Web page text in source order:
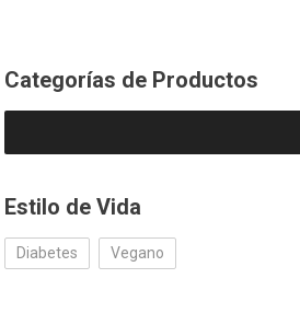
Categorías de Productos
Estilo de Vida
Diabetes Vegano